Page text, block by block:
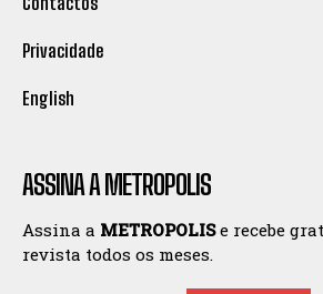
Privacidade
English
ASSINA A METROPOLIS
Assina a METROPOLISe recebe
revista todos os meses.